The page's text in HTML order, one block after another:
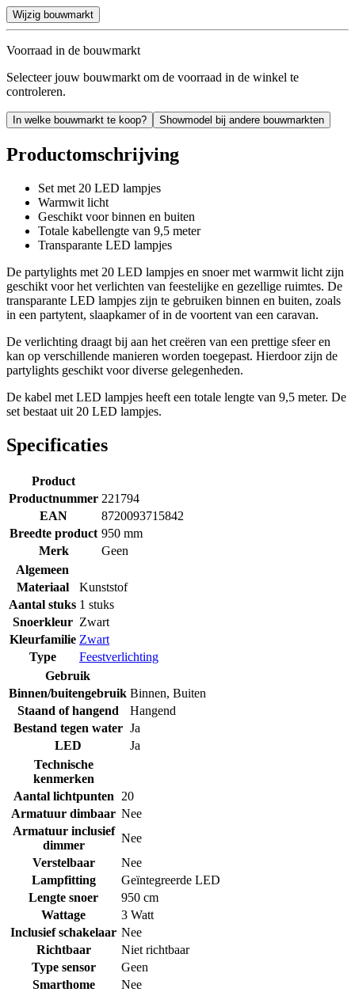
Wijzig bouwmarkt
Voorraad in de bouwmarkt
Selecteer jouw bouwmarkt om de voorraad in de winkel te
controleren.
In welke bouwmarkt te koop? Showmodel bij andere bouwmarkten
Productomschrijving
Set met 20 LED lampjes
Warmwit licht
Geschikt voor binnen en buiten
Totale kabellengte van 9,5 meter
Transparante LED lampjes
De partylights met 20 LED lampjes en snoer met warmwit licht zijn
geschikt voor het verlichten van feestelijke en gezellige ruimtes. De
transparante LED lampjes zijn te gebruiken binnen en buiten, zoals
in een partytent, slaapkamer of in de voortent van een caravan.
De verlichting draagt bij aan het creëren van een prettige sfeer en
kan op verschillende manieren worden toegepast. Hierdoor zijn de
partylights geschikt voor diverse gelegenheden.
De kabel met LED lampjes heeft een totale lengte van 9,5 meter. De
set bestaat uit 20 LED lampjes.
Specificaties
Product
Productnummer 221794
EAN
8720093715842
Breedte product 950 mm
Merk
Geen
Algemeen
Materiaal
Kunststof
Aantal stuks 1 stuks
Snoerkleur Zwart
Kleurfamilie Zwart
Type
Feestverlichting
Gebruik
Binnen/buitengebruik Binnen, Buiten
Staand of hangend
Hangend
Bestand tegen water Ja
LED
Ja
Technische
kenmerken
Aantal lichtpunten
20
Armatuur dimbaar Nee
Armatuur inclusief
dimmer
Nee
Verstelbaar
Nee
Lampfitting
Geïntegreerde LED
Lengte snoer
950 cm
Wattage
3 Watt
Inclusief schakelaar Nee
Richtbaar
Niet richtbaar
Type sensor
Geen
Smarthome
Nee